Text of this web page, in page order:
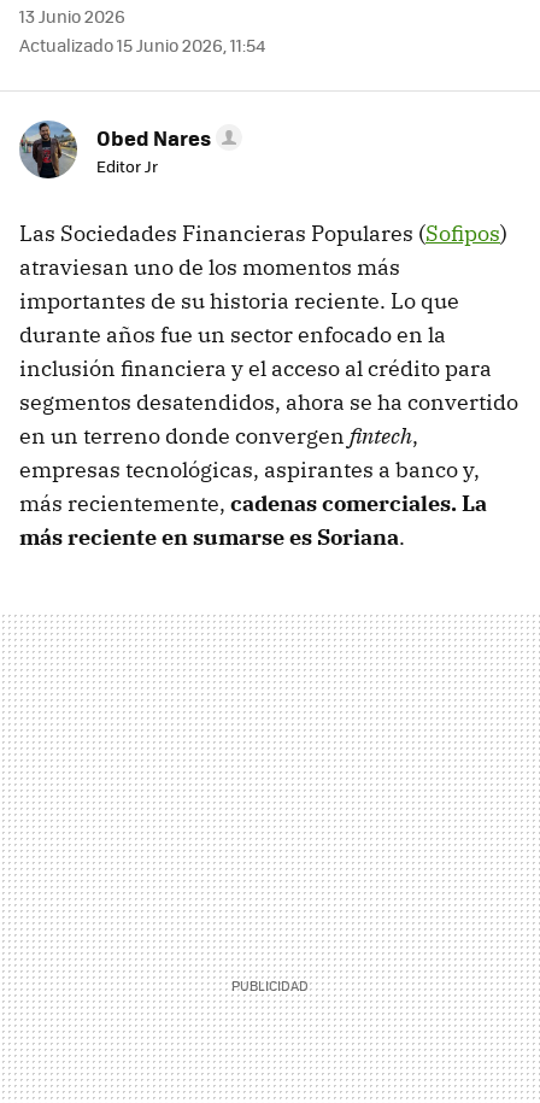
13 Junio 2026
Actualizado 15 Junio 2026, 11:54
Obed Nares
Editor Jr
Las Sociedades Financieras Populares (Sofipos)
atraviesan uno de los momentos más
importantes de su historia reciente. Lo que
durante años fue un sector enfocado en la
inclusión financiera y el acceso al crédito para
segmentos desatendidos, ahora se ha convertido
en un terreno donde convergen fintech,
empresas tecnológicas, aspirantes a banco y,
más recientemente, cadenas comerciales. La
más reciente en sumarse es Soriana.